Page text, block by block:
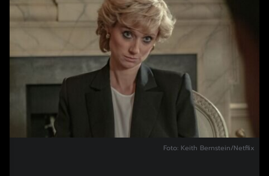
Foto: Keith Bernstein/Netflix